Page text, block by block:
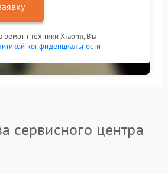
ремонт техники Xiaomi, Вы
конфиденциальности
сервисного центра